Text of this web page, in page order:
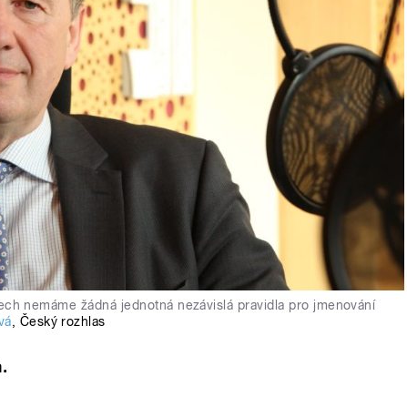
nemáme žádná jednotná nezávislá pravidla pro jmenování
, Český rozhlas